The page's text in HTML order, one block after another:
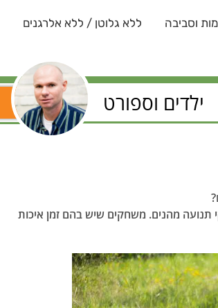
וסביבה ללא גלוטן / ללא אלרגנים
ילדים וספורט
מהנים. משחקים שיש בהם זמן איכות